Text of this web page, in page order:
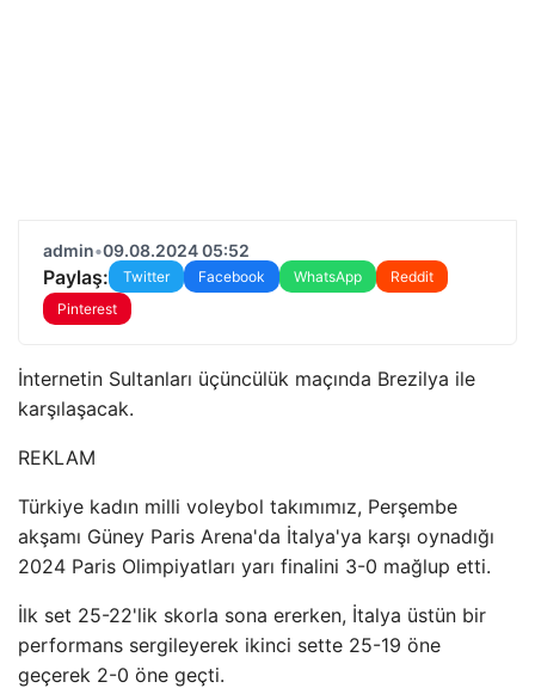
admin•09.08.2024 05:52
Paylaş: Twitter Facebook WhatsApp
Reddit
Pinterest
İnternetin Sultanları üçüncülük maçında Brezilya ile
karşılaşacak.
REKLAM
Türkiye kadın milli voleybol takımımız, Perşembe
akşamı Güney Paris Arena'da İtalya'ya karşı oynadığı
2024 Paris Olimpiyatları yarı finalini 3-0 mağlup etti.
İlk set 25-22'lik skorla sona ererken, İtalya üstün bir
performans sergileyerek ikinci sette 25-19 öne
geçerek 2-0 öne geçti.